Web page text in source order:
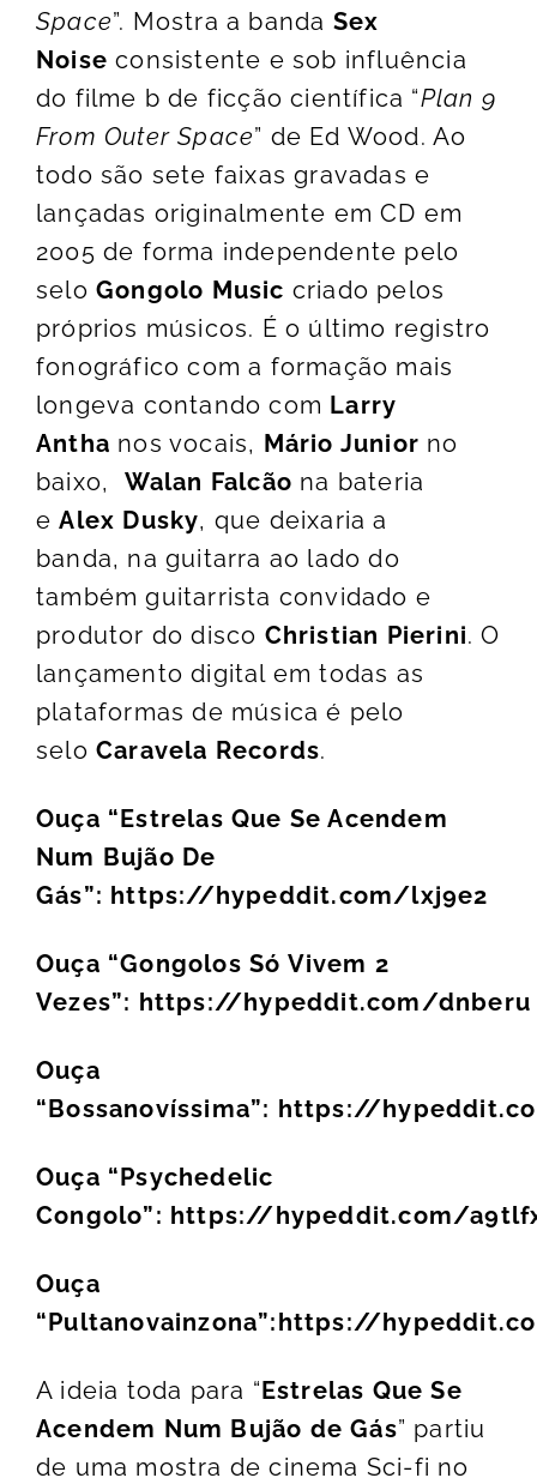
Space”. Mostra a banda Sex
Noise consistente e sob influência
do filme b de ficção científica “Plan 9
From Outer Space” de Ed Wood. Ao
todo são sete faixas gravadas e
lançadas originalmente em CD em
2005 de forma independente pelo
selo Gongolo Music criado pelos
próprios músicos. É o último registro
fonográfico com a formação mais
longeva contando com Larry
Antha nos vocais, Mário Junior no
baixo, Walan Falcão na bateria
eAlex Dusky, que deixaria a
banda, na guitarra ao lado do
também guitarrista convidado e
produtor do disco Christian Pierini. O
lançamento digital em todas as
plataformas de música é pelo
selo Caravela Records.
Ouça “Estrelas Que Se Acendem
Num Bujão De
Gás”: https://hypeddit.com/lxj9e2
Ouça “Gongolos Só Vivem 2
Vezes”: https://hypeddit.com/dnberu
Ouça
“Bossanovíssima”: https://
Ouça “Psychedelic
Congolo”: https://hypeddit.com/
Ouça
“Pultanovainzona”:https://
A ideia toda para “Estrelas Que Se
Acendem Num Bujão de Gás” partiu
de uma mostra de cinema Sci-fi no